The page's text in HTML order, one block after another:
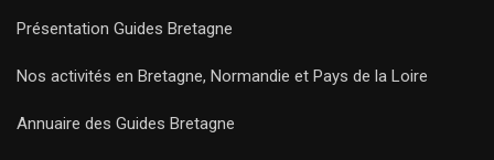
Présentation Guides Bretagne
Nos activités en Bretagne, Normandie et Pays de la Loire
Annuaire des Guides Bretagne